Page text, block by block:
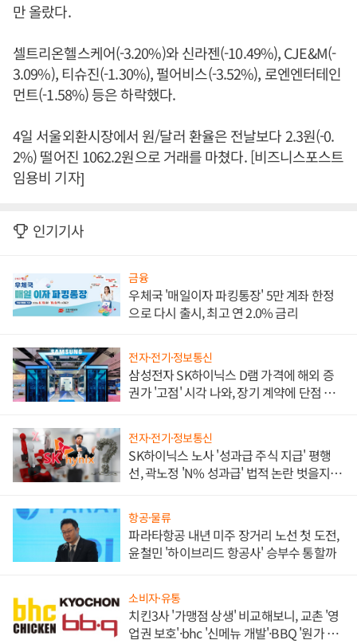
만 올랐다.
셀트리온헬스케어(-3.20%)와 신라젠(-10.49%), CJE&M(-
3.09%), 티슈진(-1.30%), 펄어비스(-3.52%), 로엔엔터테인
먼트(-1.58%) 등은 하락했다.
4일 서울외환시장에서 원/달러 환율은 전날보다 2.3원(-0.
2%) 떨어진 1062.2원으로 거래를 마쳤다. [비즈니스포스트
임용비 기자]
인기기사
금융
우체국 '매일이자 파킹통장' 5만 계좌 한정
으로 다시 출시, 최고 연 2.0% 금리
전자·전기·정보통신
삼성전자 SK하이닉스 D램 가격에 해외 증
권가 '고점' 시각 나와, 장기 계약에 단점 부
전자·전기·정보통신
SK하이닉스 노사 '성과급 주식 지급' 평행
선, 곽노정 'N% 성과급' 법적 논란 벗을지 주
항공·물류
파라타항공 내년 미주 장거리 노선 첫 도전,
윤철민 '하이브리드 항공사' 승부수 통할까
소비자·유통
치킨3사 '가맹점 상생' 비교해보니, 교촌 '영
업권 보호'·bhc '신메뉴 개발'·BBQ '원가 부